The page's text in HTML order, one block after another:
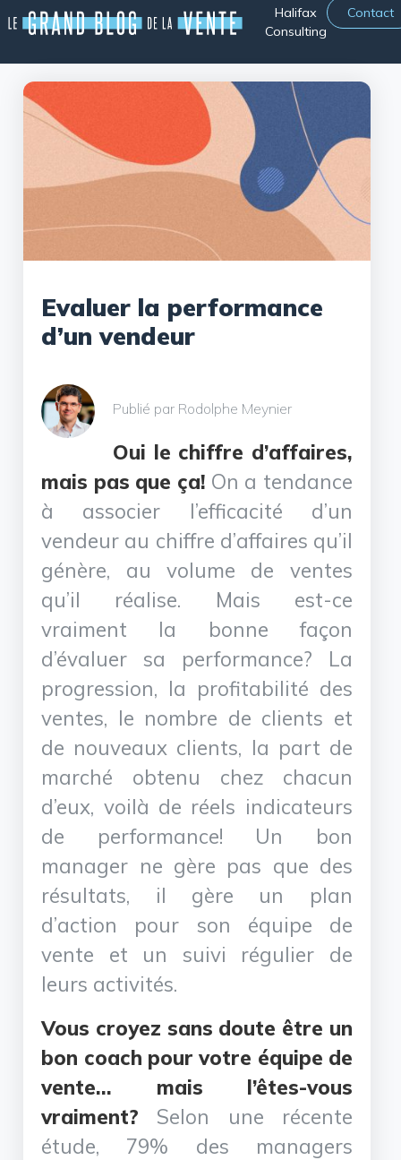
Halifax
Consulting
Contact
Evaluer la performance
d’un vendeur
Publié par Rodolphe Meynier
Oui le chiffre d’affaires,
mais pas que ça! On a tendance
à associer l’efficacité d’un
vendeur au chiffre d’affaires qu’il
génère, au volume de ventes
qu’il réalise. Mais est-ce
vraiment la bonne façon
d’évaluer sa performance? La
progression, la profitabilité des
ventes, le nombre de clients et
de nouveaux clients, la part de
marché obtenu chez chacun
d’eux, voilà de réels indicateurs
de performance! Un bon
manager ne gère pas que des
résultats, il gère un plan
d’action pour son équipe de
vente et un suivi régulier de
leurs activités.
Vous croyez sans doute être un
bon coach pour votre équipe de
vente… mais l’êtes-vous
vraiment? Selon une récente
étude, 79% des managers